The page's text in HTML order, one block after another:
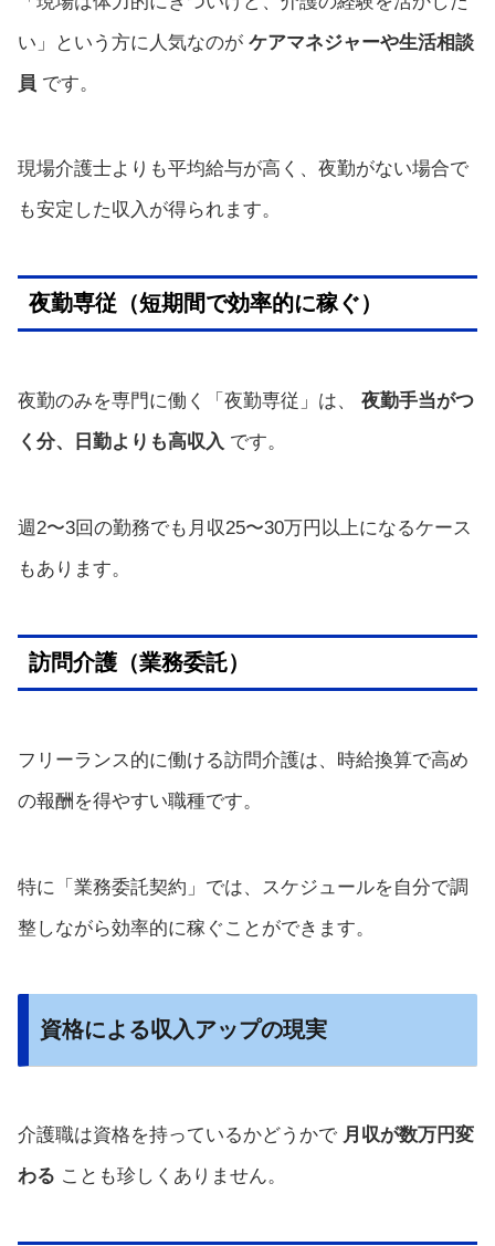
い」という方に人気なのが ケアマネジャーや生活相談
員 です。
現場介護士よりも平均給与が高く、夜勤がない場合で
も安定した収入が得られます。
夜勤専従（短期間で効率的に稼ぐ）
夜勤のみを専門に働く「夜勤専従」は、 夜勤手当がつ
く分、日勤よりも高収入 です。
週2〜3回の勤務でも月収25〜30万円以上になるケース
もあります。
訪問介護（業務委託）
フリーランス的に働ける訪問介護は、時給換算で高め
の報酬を得やすい職種です。
特に「業務委託契約」では、スケジュールを自分で調
整しながら効率的に稼ぐことができます。
資格による収入アップの現実
介護職は資格を持っているかどうかで 月収が数万円変
わる ことも珍しくありません。